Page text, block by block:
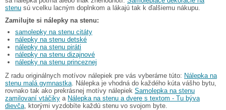
stenu sú vcelku lacným doplnkom a lákajú tak k ďalšiemu nákupu.
Zamilujte si nálepky na stenu:
samolepky na stenu citáty
nálepky na stenu detské
nálepky na stenu piráti
nálepky na stenu dizajnové
nálepky na stenu princeznej
Z radu originálnych motívov nálepiek pre vás vyberáme túto: Nálepka na
stenu malá gymnastka . Nálepka je vhodná do každého kúta vášho bytu,
rovnako tak ako prekrásnej motívy nálepiek Samolepka na stenu
zamilovaní vtáčiky a Nálepka na stenu a dvere s textom - Tu býva
dievča , ktorými vyzdobíte každú stenu vo svojom byte.